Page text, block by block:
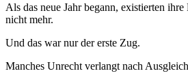
Als das neue Jahr begann, existierten
nicht mehr.
Und das war nur der erste Zug.
Manches Unrecht verlangt nach